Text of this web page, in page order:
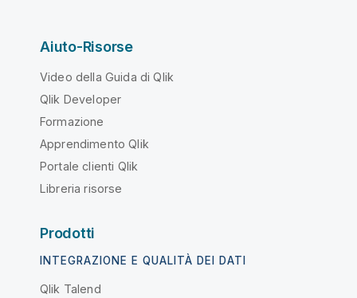
Aiuto-Risorse
Video della Guida di Qlik
Qlik Developer
Formazione
Apprendimento Qlik
Portale clienti Qlik
Libreria risorse
Prodotti
INTEGRAZIONE E QUALITÀ DEI DATI
Qlik Talend